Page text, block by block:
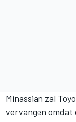
Minassian zal
vervangen omdat